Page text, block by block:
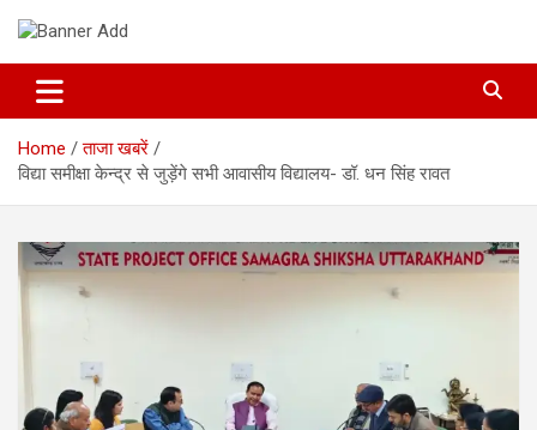
The Hillpost
Home
ताजा खबरें
विद्या समीक्षा केन्द्र से जुड़ेंगे सभी आवासीय विद्यालय- डॉ. धन सिंह रावत